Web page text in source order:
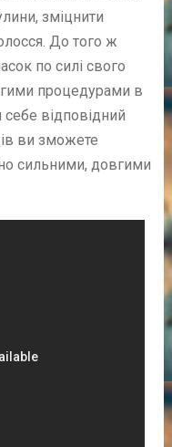
зміцнити
До того ж
по силі свого
процедурами в
відповідний
ви зможете
сильними, довгими